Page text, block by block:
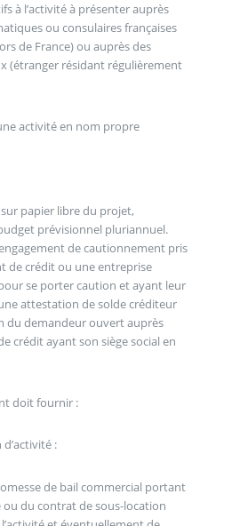
à l’activité à présenter auprès
ou consulaires françaises
de France) ou auprès des
(étranger résidant régulièrement
activité en nom propre
papier libre du projet,
prévisionnel pluriannuel.
de cautionnement pris
de crédit ou une entreprise
se porter caution et ayant leur
attestation de solde créditeur
du demandeur ouvert auprès
crédit ayant son siège social en
doit fournir :
:
de bail commercial portant
ou du contrat de sous-location